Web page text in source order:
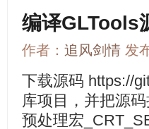
编译GLTools
作者： 追风剑情 发
下载源码 https://
库项目，并把源
预处理宏